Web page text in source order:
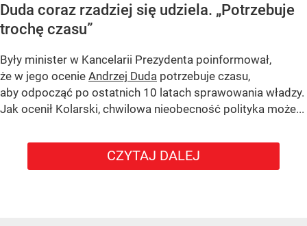
Duda coraz rzadziej się udziela. „Potrzebuje
trochę czasu”
Były minister w Kancelarii Prezydenta poinformował,
że w jego ocenie Andrzej Duda potrzebuje czasu,
aby odpocząć po ostatnich 10 latach sprawowania władzy.
Jak ocenił Kolarski, chwilowa nieobecność polityka może...
CZYTAJ DALEJ